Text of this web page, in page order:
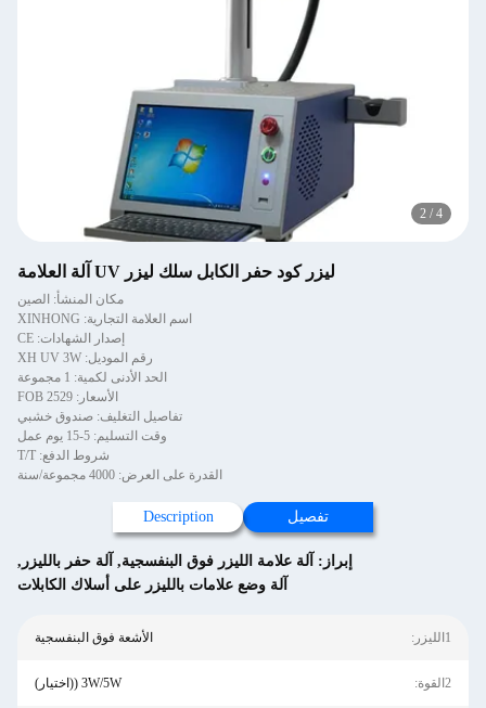
2 / 4
ليزر كود حفر الكابل سلك ليزر UV آلة العلامة
مكان المنشأ: الصين
اسم العلامة التجارية: XINHONG
إصدار الشهادات: CE
رقم الموديل: XH UV 3W
الحد الأدنى لكمية: 1 مجموعة
الأسعار: FOB 2529
تفاصيل التغليف: صندوق خشبي
وقت التسليم: 5-15 يوم عمل
شروط الدفع: T/T
القدرة على العرض: 4000 مجموعة/سنة
تفصيل Description
إبراز: آلة علامة الليزر فوق البنفسجية, آلة حفر بالليزر ,
آلة وضع علامات بالليزر على أسلاك الكابلات
1الليزر: الأشعة فوق البنفسجية
2القوة: 3W/5W ((اختيار)